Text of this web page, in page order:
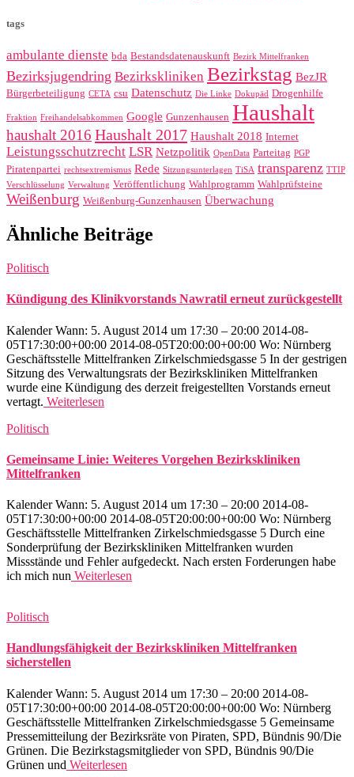
tags
ambulante dienste bda Bestandsdatenauskunft Bezirk Mittelfranken
Bezirksjugendring Bezirkskliniken Bezirkstag BezJR
Bürgerbeteiligung CETA csu Datenschutz Die Linke Dokupäd Drogenhilfe
Fraktion Freihandelsabkommen Google Gunzenhausen Haushalt
haushalt 2016 Haushalt 2017 Haushalt 2018 Internet
Leistungsschutzrecht LSR Netzpolitik OpenData Parteitag PGP
Piratenpartei rechtsextremismus Rede Sitzungsunterlagen TiSA transparenz TTIP
Verschlüsselung Verwaltung Veröffentlichung Wahlprogramm Wahlprüfsteine
Weißenburg Weißenburg-Gunzenhausen Überwachung
Ähnliche Beiträge
Politisch
Kündigung des Klinikvorstands Nawratil erneut zurückgestellt
Kalender Wann: 5. August 2014 um 17:30 – 20:00 2014-08-
05T17:30:00+00:00 2014-08-05T20:00:00+00:00 Wo: Nürnberg
Geschäftsstelle Mittelfranken Zirkelschmiedsgasse 5 In der gestrigen
Sitzung des Verwaltungsrats der Bezirkskliniken Mittelfranken
wurde eine Kündigung des derzeit freigestellten Vorstands erneut
vertagt. Weiterlesen
Politisch
Gemeinsame Linie: Weiteres Vorgehen Bezirkskliniken
Mittelfranken
Kalender Wann: 5. August 2014 um 17:30 – 20:00 2014-08-
05T17:30:00+00:00 2014-08-05T20:00:00+00:00 Wo: Nürnberg
Geschäftsstelle Mittelfranken Zirkelschmiedsgasse 5 Durch eine
Sonderprüfung der Bezirkskliniken Mittelfranken wurden
Missstände und Fehler aufgedeckt. Nach ersten Forderungen habe
ich mich nun Weiterlesen
Politisch
Handlungsfähigkeit der Bezirkskliniken Mittelfranken
sicherstellen
Kalender Wann: 5. August 2014 um 17:30 – 20:00 2014-08-
05T17:30:00+00:00 2014-08-05T20:00:00+00:00 Wo: Nürnberg
Geschäftsstelle Mittelfranken Zirkelschmiedsgasse 5 Gemeinsame
Pressemitteilung der Bezirksräte von Piraten, SPD, Bündnis 90/Die
Grünen. Die Bezirkstagsmitglieder von SPD, Bündnis 90/Die
Grünen und Weiterlesen